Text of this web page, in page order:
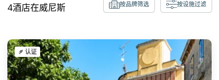
4酒店在威尼斯 按品牌筛选 按设施过滤
认证